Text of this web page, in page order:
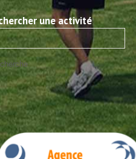
une activité